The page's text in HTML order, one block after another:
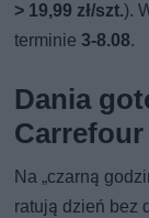
> 19,99 zł/szt.).
terminie3-8.08.
Dania
Carrefour
Na „czarną
ratują dzień bez